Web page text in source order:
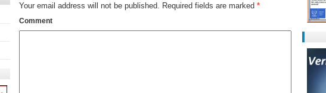
Your email address will not be published. Required fields are marked *
Comment